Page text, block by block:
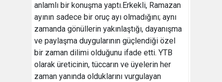
anlamlı bir konuşma yaptı.Erkekli, Ramazan
ayının sadece bir oruç ayı olmadığını; aynı
zamanda gönüllerin yakınlaştığı, dayanışma
ve paylaşma duygularının güçlendiği özel
bir zaman dilimi olduğunu ifade etti. YTB
olarak üreticinin, tüccarın ve üyelerin her
zaman yanında olduklarını vurgulayan